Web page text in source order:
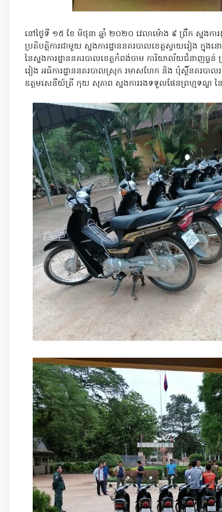
នៅ​ថ្ងៃទី ១៥ ខែ មិថុនា ឆ្នាំ ២០២០ វេលា​ម៉ោង ៩ ព្រឹក ស្នងការ​
ប្រតិបត្តិការ​ជាមួយ ស្នងការដ្ឋាន​នគរបាល​ខេត្តស្វាយរៀង ក្
នៃ​ស្នងការដ្ឋាន​នគរបាល​ខេត្តកំពង់ចាម ការិយាល័យ​ជំនាញ​ធ្ងន់
រៀង អធិការដ្ឋាន​នគរបាល​ស្រុក រមាសហែក និង ប៉ុស្ដិ៍នគរបា
ឧ​ត្ត​ម​សេនីយ៍​ត្រី កុយ សុភាព ស្នងការរង​ទទួល​ផែន​ព្រហ្មទណ្ឌ នៃ​